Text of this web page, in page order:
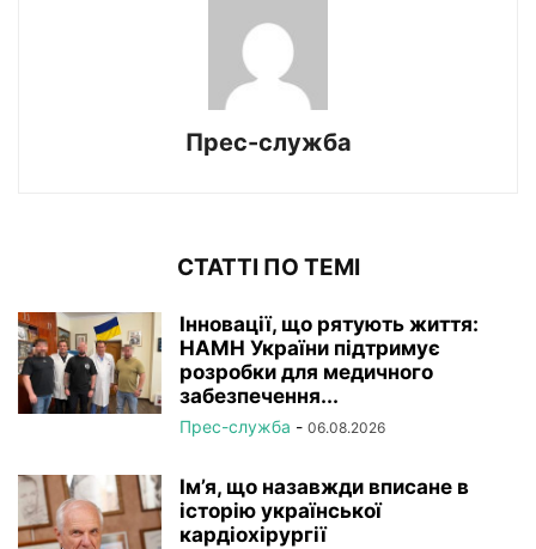
Прес-служба
СТАТТІ ПО ТЕМІ
Інновації, що рятують життя:
НАМН України підтримує
розробки для медичного
забезпечення...
Прес-служба - 06.08.2026
Ім’я, що назавжди вписане в
історію української
кардіохірургії